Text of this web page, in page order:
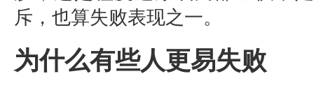
斥，也算失败表现之一。
为什么有些人更易失败